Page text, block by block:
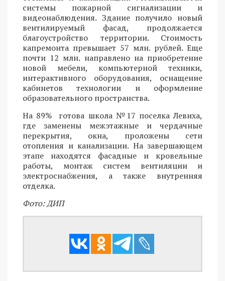
системы пожарной сигнализации и
видеонаблюдения. Здание получило новый
вентилируемый фасад, продолжается
благоустройство территории. Стоимость
капремонта превышает 57 млн. рублей. Еще
почти 12 млн. направлено на приобретение
новой мебели, компьютерной техники,
интерактивного оборудования, оснащение
кабинетов технологии и оформление
образовательного пространства.
На 89% готова школа №17 поселка Левиха,
где заменены межэтажные и чердачные
перекрытия, окна, проложены сети
отопления и канализации. На завершающем
этапе находятся фасадные и кровельные
работы, монтаж систем вентиляции и
электроснабжения, а также внутренняя
отделка.
Фото: ДИП